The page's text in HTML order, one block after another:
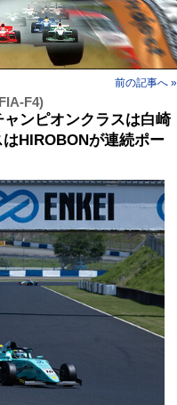
前の記事へ »
F4)
ンピオンクラスは白崎
HIROBONが連続ポー